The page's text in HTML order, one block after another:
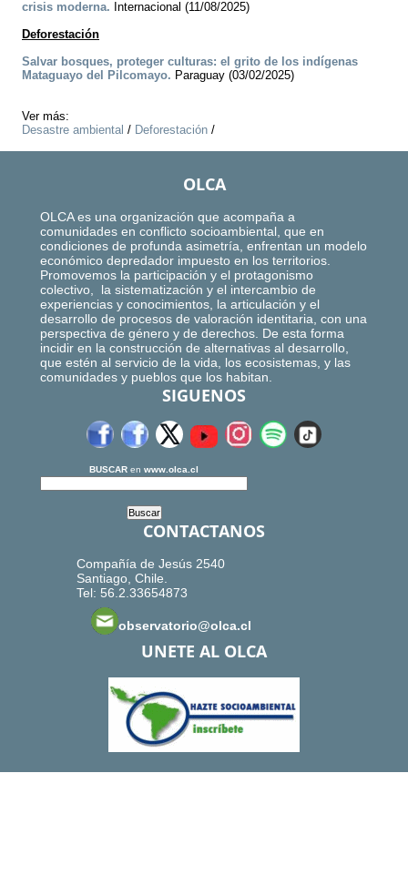
crisis moderna. Internacional (11/08/2025)
Deforestación
Salvar bosques, proteger culturas: el grito de los indígenas
Mataguayo del Pilcomayo. Paraguay (03/02/2025)
Ver más:
Desastre ambiental / Deforestación /
OLCA
OLCA es una organización que acompaña a
comunidades en conflicto socioambiental, que en
condiciones de profunda asimetría, enfrentan un modelo
económico depredador impuesto en los territorios.
Promovemos la participación y el protagonismo
colectivo, la sistematización y el intercambio de
experiencias y conocimientos, la articulación y el
desarrollo de procesos de valoración identitaria, con una
perspectiva de género y de derechos. De esta forma
incidir en la construcción de alternativas al desarrollo,
que estén al servicio de la vida, los ecosistemas, y las
comunidades y pueblos que los habitan.
SIGUENOS
BUSCAR en www.olca.cl
CONTACTANOS
Compañía de Jesús 2540
Santiago, Chile.
Tel: 56.2.33654873
observatorio@olca.cl
UNETE AL OLCA